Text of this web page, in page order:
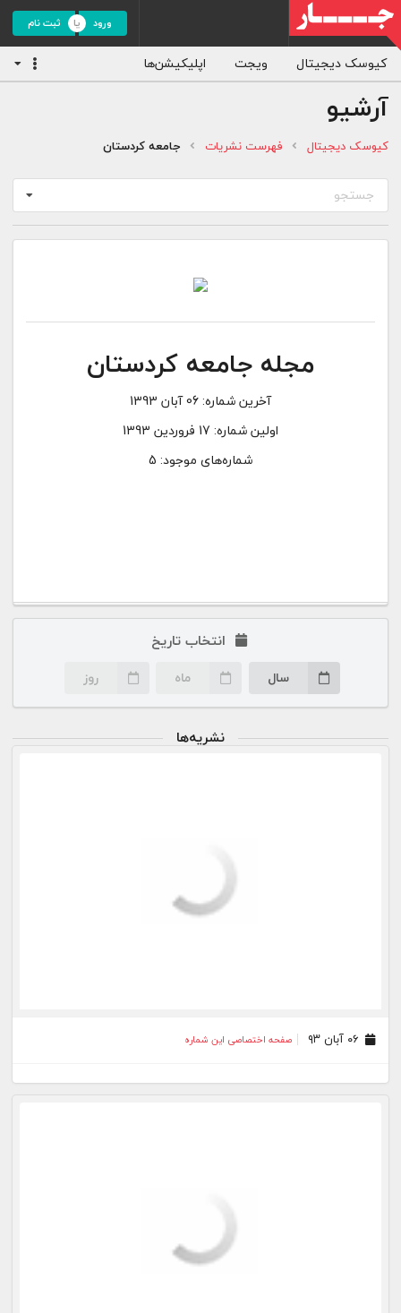
ورود ثبت نام
کیوسک دیجیتال ویجت اپلیکیشن‌ها
آرشیو
کیوسک دیجیتال فهرست نشریات جامعه کردستان
جستجو
مجله جامعه کردستان
آخرین شماره:06 آبان 1393
اولین شماره: 17 فروردین 1393
شماره‌های موجود: 5
انتخاب تاریخ
سال ماه روز
نشریه‌ها
صفحه اختصاصی این شماره